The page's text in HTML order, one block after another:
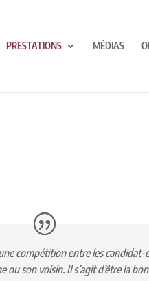
PRESTATIONS MÉDIAS
compétition entre les candidat-
ou son voisin. Il s’agit d’être la